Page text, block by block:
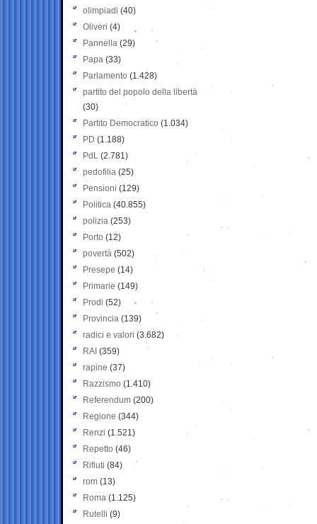
olimpiadi (40)
Oliveri (4)
Pannella (29)
Papa (33)
Parlamento (1.428)
partito del popolo della libertà
(30)
Partito Democratico (1.034)
PD (1.188)
PdL (2.781)
pedofilia (25)
Pensioni (129)
Politica (40.855)
polizia (253)
Porto (12)
povertà (502)
Presepe (14)
Primarie (149)
Prodi (52)
Provincia (139)
radici e valori (3.682)
RAI (359)
rapine (37)
Razzismo (1.410)
Referendum (200)
Regione (344)
Renzi (1.521)
Repetto (46)
Rifiuti (84)
rom (13)
Roma (1.125)
Rutelli (9)